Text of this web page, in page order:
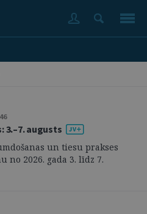
3.–7. augusts
un tiesu prakses
no 2026. gada 3. līdz 7.